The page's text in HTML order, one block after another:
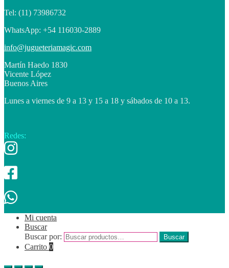
Tel: (11) 73986732
WhatsApp: +54 116030-2889
info@jugueteriamagic.com
Martín Haedo 1830
Vicente López
Buenos Aires
Lunes a viernes de 9 a 13 y 15 a 18 y sábados de 10 a 13.
Redes:
Mi cuenta
Buscar
Buscar por:
Buscar
Carrito 0